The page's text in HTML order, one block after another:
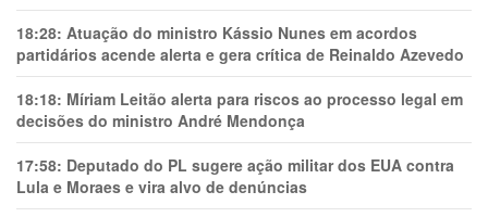
18:28: Atuação do ministro Kássio Nunes em acordos
partidários acende alerta e gera crítica de Reinaldo Azevedo
18:18: Míriam Leitão alerta para riscos ao processo legal em
decisões do ministro André Mendonça
17:58: Deputado do PL sugere ação militar dos EUA contra
Lula e Moraes e vira alvo de denúncias